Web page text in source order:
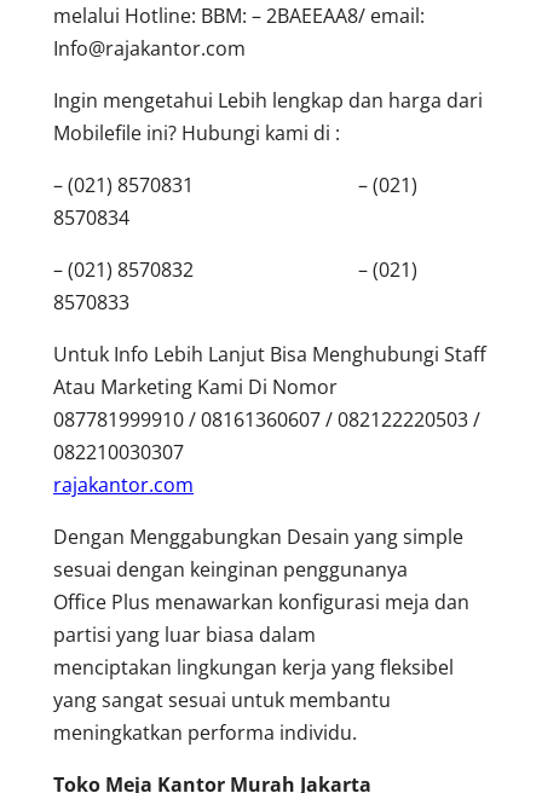
melalui Hotline: BBM: – 2BAEEAA8/ email:
Info@rajakantor.com
Ingin mengetahui Lebih lengkap dan harga dari
Mobilefile ini? Hubungi kami di :
– (021) 8570831 – (021)
8570834
– (021) 8570832 – (021)
8570833
Untuk Info Lebih Lanjut Bisa Menghubungi Staff
Atau Marketing Kami Di Nomor
087781999910 / 08161360607 / 082122220503 /
082210030307
rajakantor.com
Dengan Menggabungkan Desain yang simple
sesuai dengan keinginan penggunanya
Office Plus menawarkan konfigurasi meja dan
partisi yang luar biasa dalam
menciptakan lingkungan kerja yang fleksibel
yang sangat sesuai untuk membantu
meningkatkan performa individu.
Toko Meja Kantor Murah Jakarta